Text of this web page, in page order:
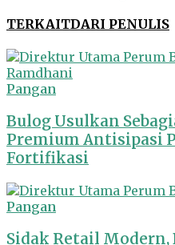
TERKAITDARI PENULIS
Pangan
Bulog Usulkan
Premium Antisipasi
Fortifikasi
Pangan
Sidak Retail Modern,